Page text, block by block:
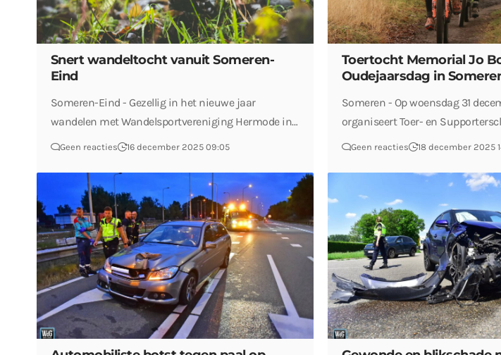
Snert wandeltocht vanuit Someren-
Eind
Someren-Eind - Gezellig in het nieuwe jaar
wandelen met Wandelsportvereniging Hermode in…
Geen reacties 16 december 2025 09:05
Toertocht Memorial Jo
Oudejaarsdag in
Someren - Op woensdag 31
organiseert Toer- en
Geen reacties 18 december 2025